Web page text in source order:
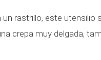
rastrillo, este utensilio
crepa muy delgada,